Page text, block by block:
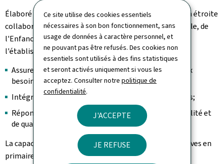
Ce site utilise des cookies essentiels
nécessaires à son bon fonctionnement, sans
usage de données à caractère personnel, et
ne pouvant pas être refusés. Des cookies non
essentiels sont utilisés à des fins statistiques
et seront activés uniquement si vous les
acceptez. Consulter notrepolitique de
confidentialité.
J'ACCEPTE
JE REFUSE
Élaboré par l'Administration des bâtiments publics, en étroite
collaboration avec le ministère de l'Éducation nationale, de
l'Enfance et de la Jeunesse ainsi que la direction de
l'établissement, le projet vise notamment à:
Assurer une offre scolaire internationale adaptée aux
besoins du territoire;
Intégrer un internat afin de faciliter l'accueil d'élèves;
Répondre aux normes actuelles en matière de durabilité et
de qualité des infrastructures publiques.
La capacité totale d'accueil est de 1.690 élèves (300 élèves en
primaire, 1.090 élèves en secondaire et 300 élèves dans